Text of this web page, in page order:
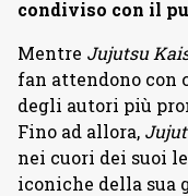
condiviso con il
Mentre Jujutsu
fan attendono con
degli autori più
Fino ad allora,
nei cuori dei suoi
iconiche della sua